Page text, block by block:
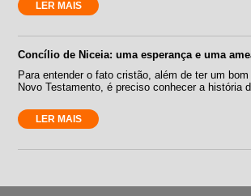
LER MAIS
Concílio de Niceia: uma esperança e uma
Para entender o fato cristão, além de ter um
Novo Testamento, é preciso conhecer a história
LER MAIS